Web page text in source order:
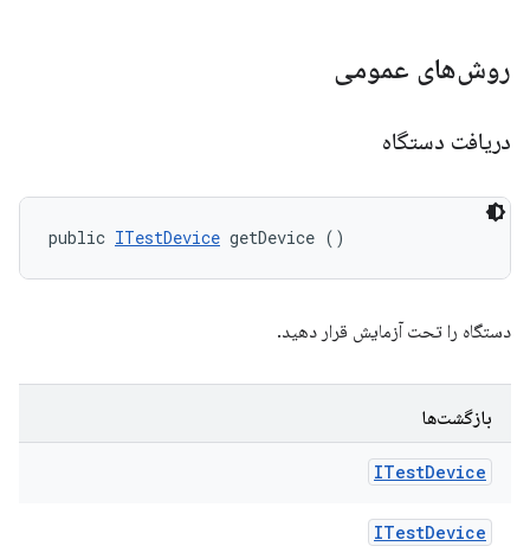
روش‌های عمومی
دریافت دستگاه
public ITestDevice getDevice ()
دستگاه را تحت آزمایش قرار دهید.
بازگشت‌ها
ITestDevice
ITestDevice